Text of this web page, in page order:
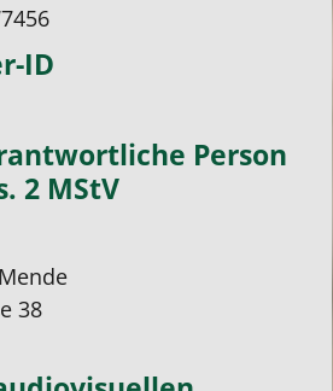
ID
Person
2 MStV
38